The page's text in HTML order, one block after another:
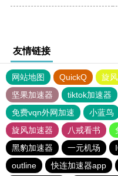
友情链接
网站地图 QuickQ 旋
坚果加速器
tiktok加速器
免费vqn外网加速
小蓝鸟
旋风加速器
八戒看书
黑豹加速器
一元机场
outline
快连加速器app